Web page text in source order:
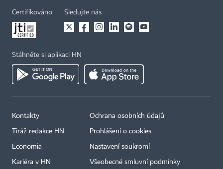
Certifikováno Sledujte nás
Stáhněte si aplikaci HN
Kontakty
Tiráž redakce HN
Economia
Kariéra v HN
Ochrana osobních údajů
Prohlášení o cookies
Nastavení soukromí
Všeobecné smluvní podmínky